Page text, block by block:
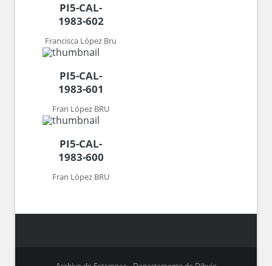
PI5-CAL-
1983-602
Francisca López Bru
PI5-CAL-
1983-601
Fran López BRU
PI5-CAL-
1983-600
Fran López BRU